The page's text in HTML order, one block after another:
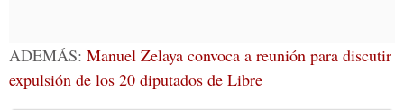
ADEMÁS: Manuel Zelaya convoca a reunión para discutir
expulsión de los 20 diputados de Libre